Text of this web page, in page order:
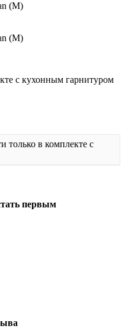
(M)
(M)
с кухонным гарнитуром
только в комплекте с
первым